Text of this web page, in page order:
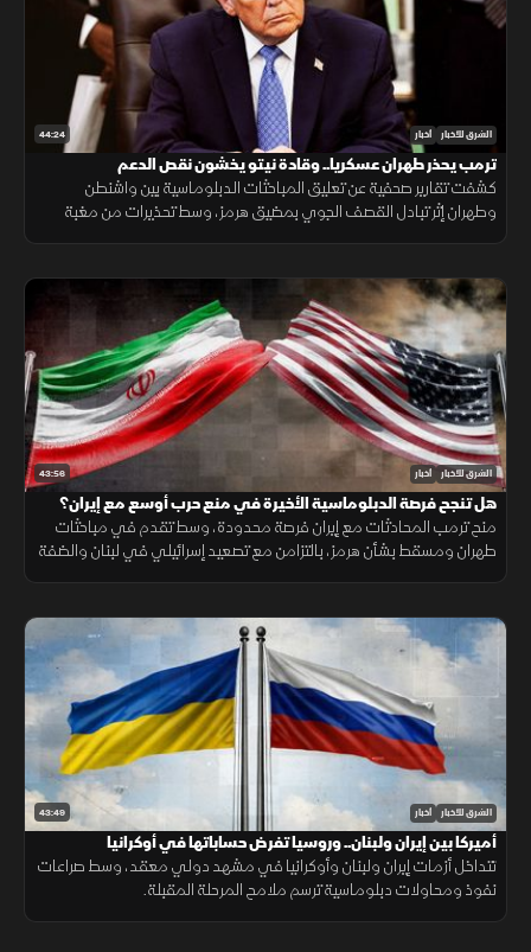
44:24 الشرق للأخبار أخبار
ترمب يحذر طهران عسكريا.. وقادة نيتو يخشون نقص الدعم
كشفت تقارير صحفية عن تعليق المباحثات الدبلوماسية بين واشنطن
وطهران إثر تبادل القصف الجوي بمضيق هرمز، وسط تحذيرات من مغبة
43:56 الشرق للأخبار أخبار
هل تنجح فرصة الدبلوماسية الأخيرة في منع حرب أوسع مع إيران؟
منح ترمب المحادثات مع إيران فرصة محدودة، وسط تقدم في مباحثات
طهران ومسقط بشأن هرمز، بالتزامن مع تصعيد إسرائيلي في لبنان والضفة
43:49 الشرق للأخبار أخبار
أميركا بين إيران ولبنان.. وروسيا تفرض حساباتها في أوكرانيا
تتداخل أزمات إيران ولبنان وأوكرانيا في مشهد دولي معقد، وسط صراعات
نفوذ ومحاولات دبلوماسية ترسم ملامح المرحلة المقبلة.